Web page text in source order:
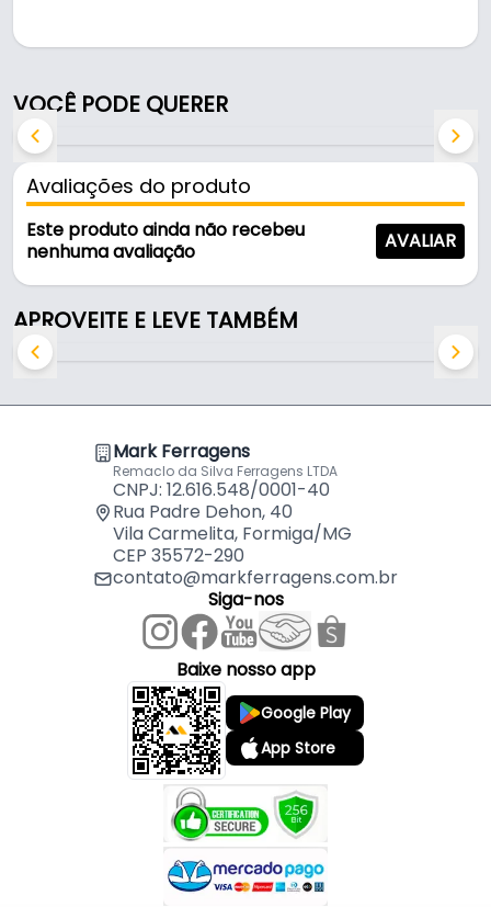
no uso diário.
Características:
- Marca: Dmt
- Modelo: SP-013 - Superior
- Material: Alumínio
- Acabamento: Anodizado
- Largura: 56mm
- Altura: 25mm
- Referência: RM-030
Indicações de Sistemas:
- RO23 / RO31/32 / RO44 / RO46 / RO47 / RO61 /
RO62 / RO64 / RO63 / RO65 / RO68.
VOCÊ PODE QUERER
Avaliações do produto
Este produto ainda não recebeu
nenhuma avaliação
AVALIAR
APROVEITE E LEVE TAMBÉM
Mark Ferragens
Remaclo da Silva Ferragens LTDA
CNPJ: 12.616.548/0001-40
Rua Padre Dehon, 40
Vila Carmelita, Formiga/MG
CEP 35572-290
contato@markferragens.com.br
Siga-nos
Baixe nosso app
Google Play
App Store